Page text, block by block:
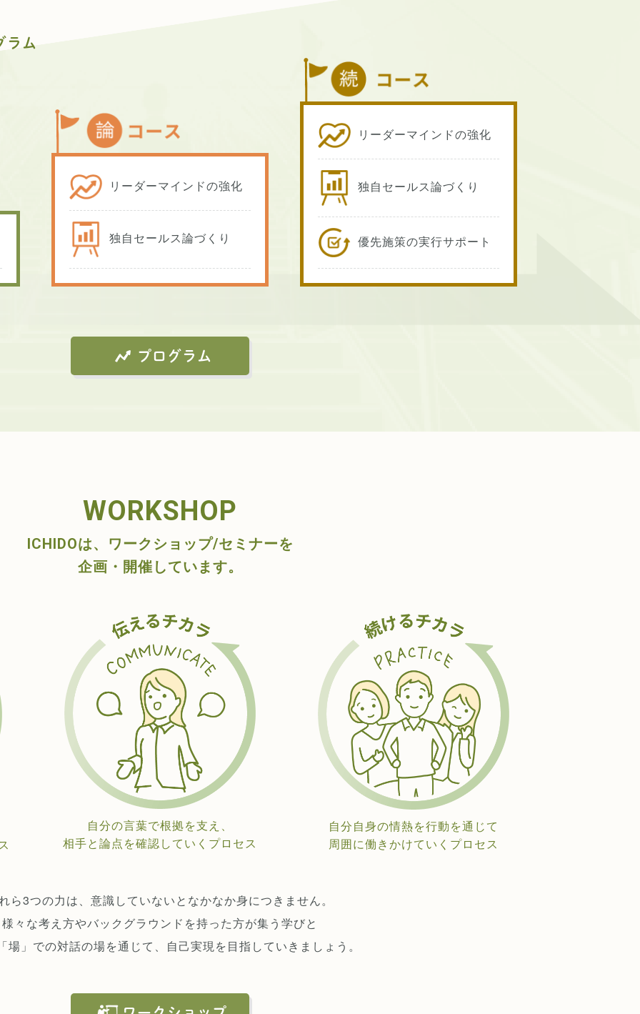
ラム
リーダーマインドの強化
独自セールス論づくり
リーダーマインドの強化
独自セールス論づくり
優先施策の実行サポート
プログラム
WORKSHOP
ICHIDOは、ワークショップ/セミナーを
企画・開催しています。
自分の言葉で根拠を支え、
相手と論点を確認していくプロセス
自分自身の情熱を行動を通じて
周囲に働きかけていくプロセス
ら3つの力は、意識していないとなかなか身につきません。
様々な考え方やバックグラウンドを持った方が集う学びと
場」での対話の場を通じて、自己実現を目指していきましょう。